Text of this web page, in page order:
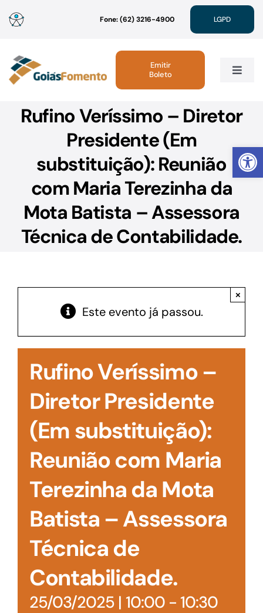
Abrir
para
conteúdo
Fone: (62) 3216-4900 LGPD
Toggle
Institucional
Atendimento
Sustentabilidade
Emitir
Boleto
Rufino Veríssimo – Diretor
Presidente (Em
substituição): Reunião
com Maria Terezinha da
Mota Batista – Assessora
Técnica de Contabilidade.
Este evento já passou.
×
Rufino Veríssimo –
Diretor Presidente
(Em substituição):
Reunião com Maria
Terezinha da Mota
Batista – Assessora
Técnica de
Contabilidade.
25/03/2025 | 10:00- 10:30